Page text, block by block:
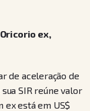
ex,
de aceleração de
SIR reúne valor
ex está em US$